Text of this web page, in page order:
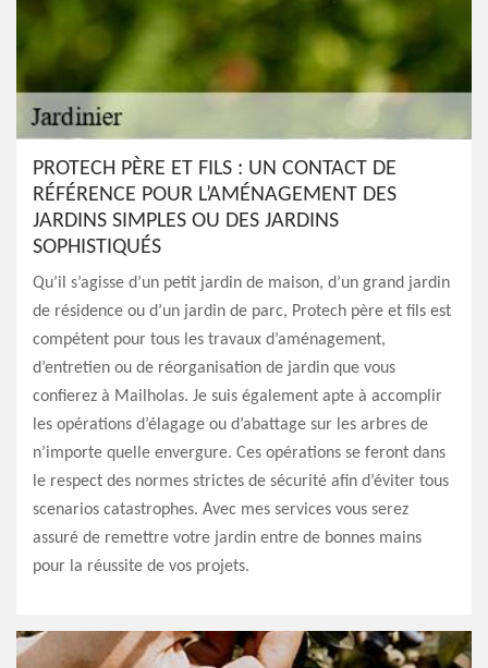
PROTECH PÈRE ET FILS : UN CONTACT DE
RÉFÉRENCE POUR L’AMÉNAGEMENT DES
JARDINS SIMPLES OU DES JARDINS
SOPHISTIQUÉS
Qu’il s’agisse d’un petit jardin de maison, d’un grand jardin
de résidence ou d’un jardin de parc, Protech père et fils est
compétent pour tous les travaux d’aménagement,
d’entretien ou de réorganisation de jardin que vous
confierez à Mailholas. Je suis également apte à accomplir
les opérations d’élagage ou d’abattage sur les arbres de
n’importe quelle envergure. Ces opérations se feront dans
le respect des normes strictes de sécurité afin d’éviter tous
scenarios catastrophes. Avec mes services vous serez
assuré de remettre votre jardin entre de bonnes mains
pour la réussite de vos projets.